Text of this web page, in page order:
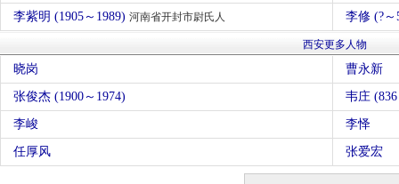
李紫明 (1905～1989) 河南省开封市尉氏人 李修 (?
西安更多人物
晓岗 曹永新
张俊杰 (1900～1974) 韦庄
李峻 李怿
任厚风 张爱宏